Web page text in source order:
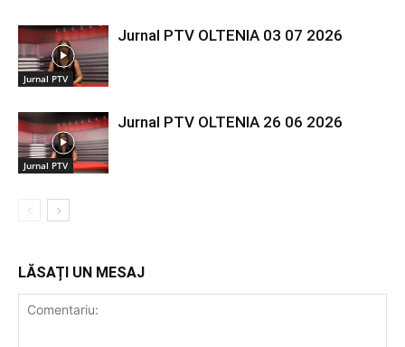
Jurnal PTV
Jurnal PTV OLTENIA 03 07 2026
Jurnal PTV
Jurnal PTV OLTENIA 26 06 2026
LĂSAȚI UN MESAJ